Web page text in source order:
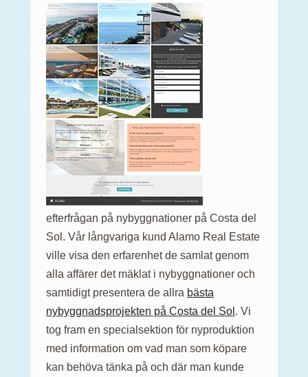
efterfrågan på nybyggnationer på Costa del
Sol. Vår långvariga kund Alamo Real Estate
ville visa den erfarenhet de samlat genom
alla affärer det mäklat i nybyggnationer och
samtidigt presentera de allra bästa
nybyggnadsprojekten på Costa del Sol . Vi
tog fram en specialsektion för nyproduktion
med information om vad man som köpare
kan behöva tänka på och där man kunde